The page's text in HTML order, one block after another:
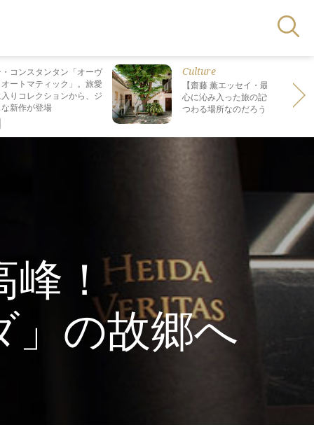
コンスタンタン「オーヴ
ートマティック」。旅愛
りコレクションから、ジ
新作が登場
Culture
【齋藤 薫エッセイ・最終回】 最
心に沁み入った旅の記憶は なぜ“死
つわる場所なのだろう？
峰！
」の故郷へ